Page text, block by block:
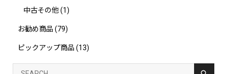
中古その他(1)
お勧め商品 (79)
ピックアップ商品 (13)